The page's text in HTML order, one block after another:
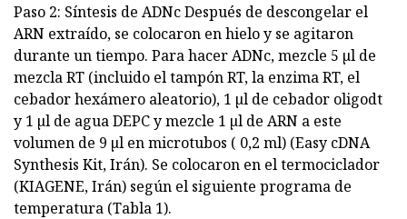
Paso 2: Síntesis de ADNc Después de descongelar el
ARN extraído, se colocaron en hielo y se agitaron
durante un tiempo. Para hacer ADNc, mezcle 5 µl de
mezcla RT (incluido el tampón RT, la enzima RT, el
cebador hexámero aleatorio), 1 µl de cebador oligodt
y 1 µl de agua DEPC y mezcle 1 µl de ARN a este
volumen de 9 µl en microtubos ( 0,2 ml) (Easy cDNA
Synthesis Kit, Irán). Se colocaron en el termociclador
(KIAGENE, Irán) según el siguiente programa de
temperatura (Tabla 1).